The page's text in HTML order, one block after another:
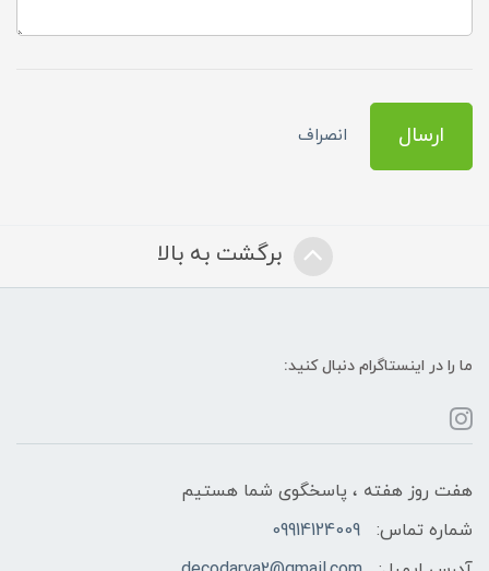
ارسال انصراف
برگشت به بالا
ما را در اینستاگرام دنبال کنید:
هفت روز هفته ، پاسخگوی شما هستیم
شماره تماس:
09914124009